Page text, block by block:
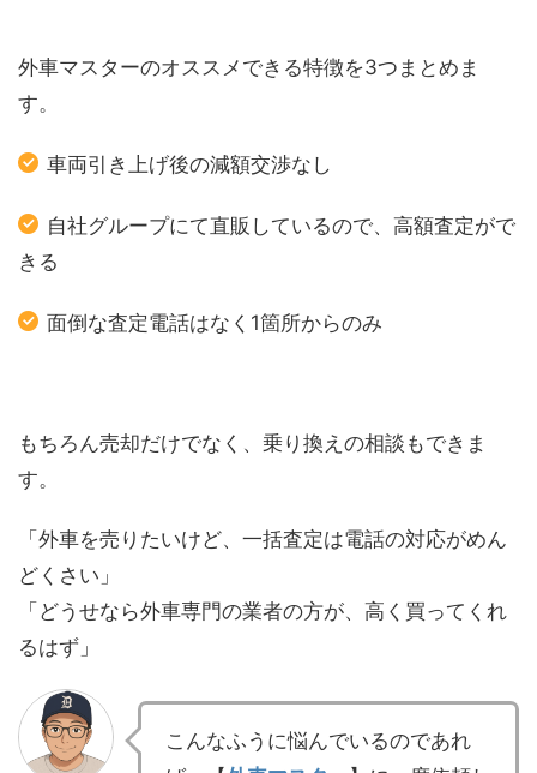
外車マスターのオススメできる特徴を3つまとめま
す。
車両引き上げ後の減額交渉なし
自社グループにて直販しているので、高額査定がで
きる
面倒な査定電話はなく1箇所からのみ
もちろん売却だけでなく、乗り換えの相談もできま
す。
「外車を売りたいけど、一括査定は電話の対応がめん
どくさい」
「どうせなら外車専門の業者の方が、高く買ってくれ
るはず」
こんなふうに悩んでいるのであれ